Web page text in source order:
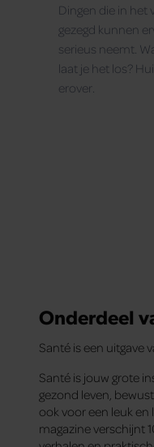
Dingen die in het
gezegd kunnen
serieus neemt.
laat je het los?
erover.
Onderdeel
Santé is een uitgave
Santé is jouw grote
gezond leven,
ook voor een leuk en
magazine verschijnt